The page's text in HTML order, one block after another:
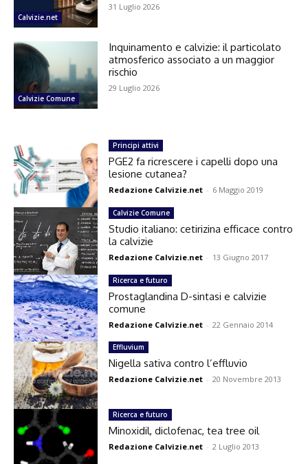
Calvizie.net
31 Luglio 2026
Calvizie Comune
Inquinamento e calvizie: il particolato
atmosferico associato a un maggior
rischio
29 Luglio 2026
Principi attivi
PGE2 fa ricrescere i capelli dopo una
lesione cutanea?
Redazione Calvizie.net - 6 Maggio 2019
Calvizie Comune
Studio italiano: cetirizina efficace contro
la calvizie
Redazione Calvizie.net - 13 Giugno 2017
Ricerca e futuro
Prostaglandina D-sintasi e calvizie
comune
Redazione Calvizie.net - 22 Gennaio 2014
Effluvium
Nigella sativa contro l’effluvio
Redazione Calvizie.net - 20 Novembre 2013
Ricerca e futuro
Minoxidil, diclofenac, tea tree oil
Redazione Calvizie.net - 2 Luglio 2013